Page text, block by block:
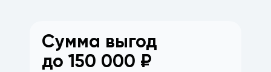
Сумма выгод
до 150 000 ₽